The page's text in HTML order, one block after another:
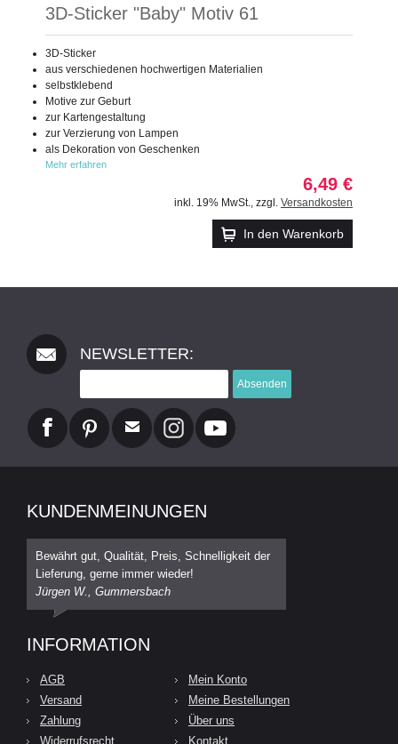
3D-Sticker "Baby" Motiv 61
3D-Sticker
aus verschiedenen hochwertigen Materialien
selbstklebend
Motive zur Geburt
zur Kartengestaltung
zur Verzierung von Lampen
als Dekoration von Geschenken
Mehr erfahren
6,49 €
inkl. 19% MwSt. zzgl. Versandkosten
In den Warenkorb
NEWSLETTER:
Absenden
KUNDENMEINUNGEN
Bewährt gut, Qualität, Preis, Schnelligkeit der
Lieferung, gerne immer wieder!
Jürgen W., Gummersbach
INFORMATION
AGB
Versand
Zahlung
Widerrufsrecht
Mein Konto
Meine Bestellungen
Über uns
Kontakt